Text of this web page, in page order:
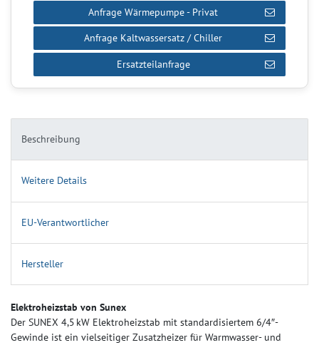
Beschreibung
Weitere Details
EU-Verantwortlicher
Hersteller
Elektroheizstab von Sunex
Der SUNEX 4,5 kW Elektroheizstab mit standardisiertem 6/4″-
Gewinde ist ein vielseitiger Zusatzheizer für Warmwasser- und
Anfrage Wärmepumpe - Privat
Anfrage Kaltwassersatz / Chiller
Ersatzteilanfrage